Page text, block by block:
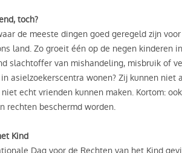
toch?
de meeste dingen goed geregeld zijn
land. Zo groeit één op de negen kinderen
slachtoffer van mishandeling, misbruik of
asielzoekerscentra wonen? Zij kunnen niet
echt vrienden kunnen maken. Kortom:
rechten beschermd worden.
Kind
Dag voor de Rechten van het Kind